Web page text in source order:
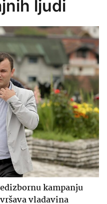
ljudi
kampanju
vladavina